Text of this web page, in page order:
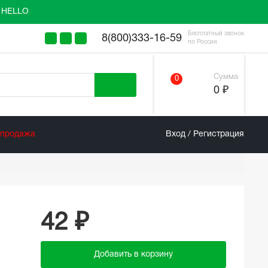
8(800)333-16-59
Бесплатный звонок
по России
0 Сумма
0 ₽
Вход / Регистрация
42 ₽
Добавить в корзину